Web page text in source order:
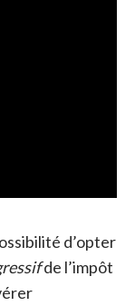
d’opter
de l’impôt